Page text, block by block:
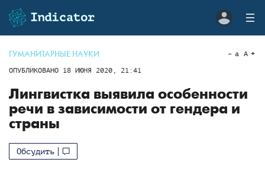
ГУМАНИТАРНЫЕ НАУКИ
ОПУБЛИКОВАНО 18 ИЮНЯ 2020, 21:41
a A
Лингвистка выявила особенности
речи в зависимости от гендера и
страны
Обсудить